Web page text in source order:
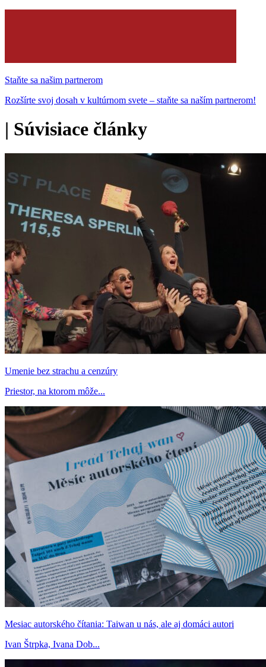
Staňte sa našim partnerom
Rozšírte svoj dosah v kultúrnom svete – staňte sa naším partnerom!
| Súvisiace články
Umenie bez strachu a cenzúry
Priestor, na ktorom môže...
Mesiac autorského čítania: Taiwan u nás, ale aj domáci autori
Ivan Štrpka, Ivana Dob...